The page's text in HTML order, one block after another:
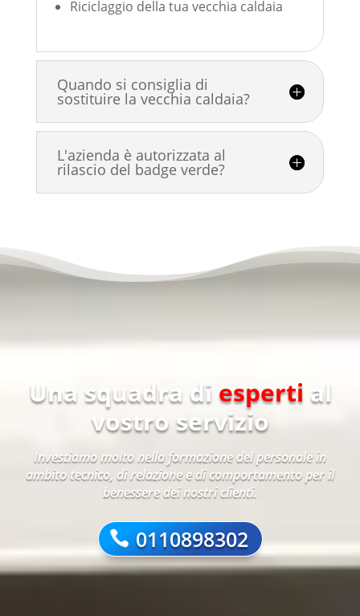
Riciclaggio della tua vecchia caldaia
Quando si consiglia di
sostituire la vecchia caldaia?
L'azienda è autorizzata al
rilascio del badge verde?
Una squadra di esperti al
vostro servizio
Investiamo molto nella formazione del personale in
ambito tecnico, di relazione e di comportamento per il
benessere dei nostri clienti.
0110898302